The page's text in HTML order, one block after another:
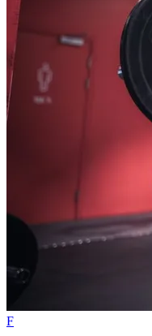
F